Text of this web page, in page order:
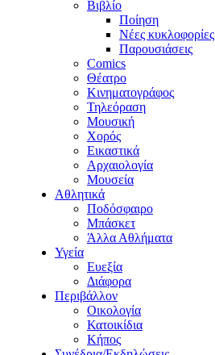
Βιβλίο
Ποίηση
Νέες κυκλοφορίες
Παρουσιάσεις
Comics
Θέατρο
Κινηματογράφος
Τηλεόραση
Μουσική
Χορός
Εικαστικά
Αρχαιολογία
Μουσεία
Αθλητικά
Ποδόσφαιρο
Μπάσκετ
Άλλα Αθλήματα
Υγεία
Ευεξία
Διάφορα
Περιβάλλον
Οικολογία
Κατοικίδια
Κήπος